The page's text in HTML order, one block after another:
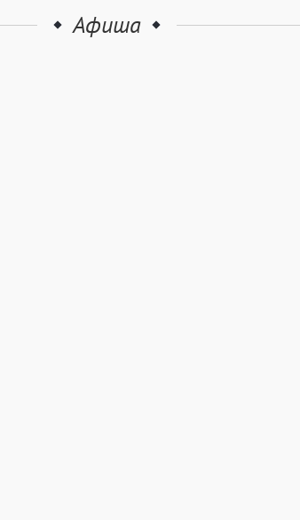
Афиша